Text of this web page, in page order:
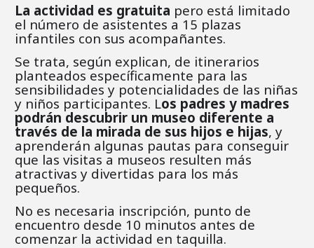
La actividad es gratuita pero está limitado
el número de asistentes a 15 plazas
infantiles con sus acompañantes.
Se trata, según explican, de itinerarios
planteados específicamente para las
sensibilidades y potencialidades de las niñas
y niños participantes. Los padres y madres
podrán descubrir un museo diferente a
través de la mirada de sus hijos e hijas, y
aprenderán algunas pautas para conseguir
que las visitas a museos resulten más
atractivas y divertidas para los más
pequeños.
No es necesaria inscripción, punto de
encuentro desde 10 minutos antes de
comenzar la actividad en taquilla.